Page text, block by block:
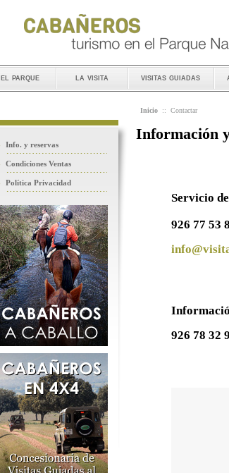
el parque la visita visitas guiadas
Info. y reservas
Condiciones Ventas
Política Privacidad
Inicio :: Contactar
Información
Servicio
926 77 53
926 78 32